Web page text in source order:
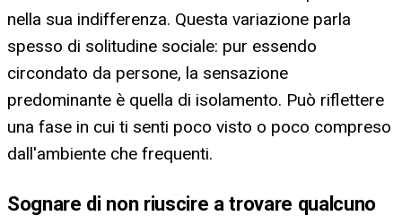
nella sua indifferenza. Questa variazione parla
spesso di solitudine sociale: pur essendo
circondato da persone, la sensazione
predominante è quella di isolamento. Può riflettere
una fase in cui ti senti poco visto o poco compreso
dall'ambiente che frequenti.
Sognare di non riuscire a trovare qualcuno